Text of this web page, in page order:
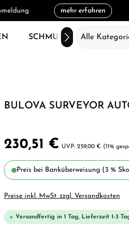
mehr erfahren
SCHMUCK SALE
Alle
BULOVA SURVEYOR
230,51 € 259,00 € (11%
Preis bei Banküberweisung (3 %
Preise inkl. MwSt. zzgl. Versandkosten
Versandfertig in 1 Tag, Lieferzeit 1-3